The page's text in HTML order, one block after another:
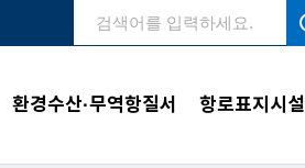
환경수산·무역항질서 항로표지시설